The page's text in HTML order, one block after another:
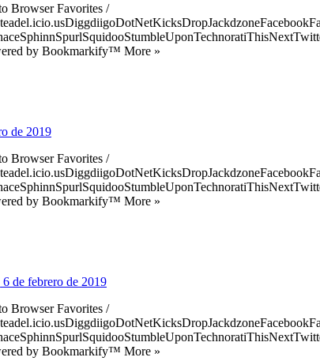
Browser Favorites /
by Bookmarkify™ More »
de 2019
Browser Favorites /
by Bookmarkify™ More »
de febrero de 2019
Browser Favorites /
by Bookmarkify™ More »